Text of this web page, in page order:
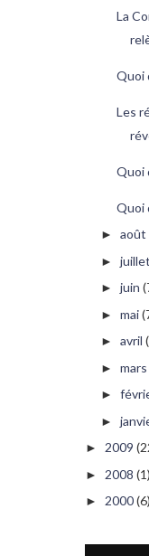
La
Quoi
Les
Quoi
Quoi
► août
► juillet
► juin
► mai
► avril
► mars
►
►
► 2009
► 2008 (1)
► 2000(6)